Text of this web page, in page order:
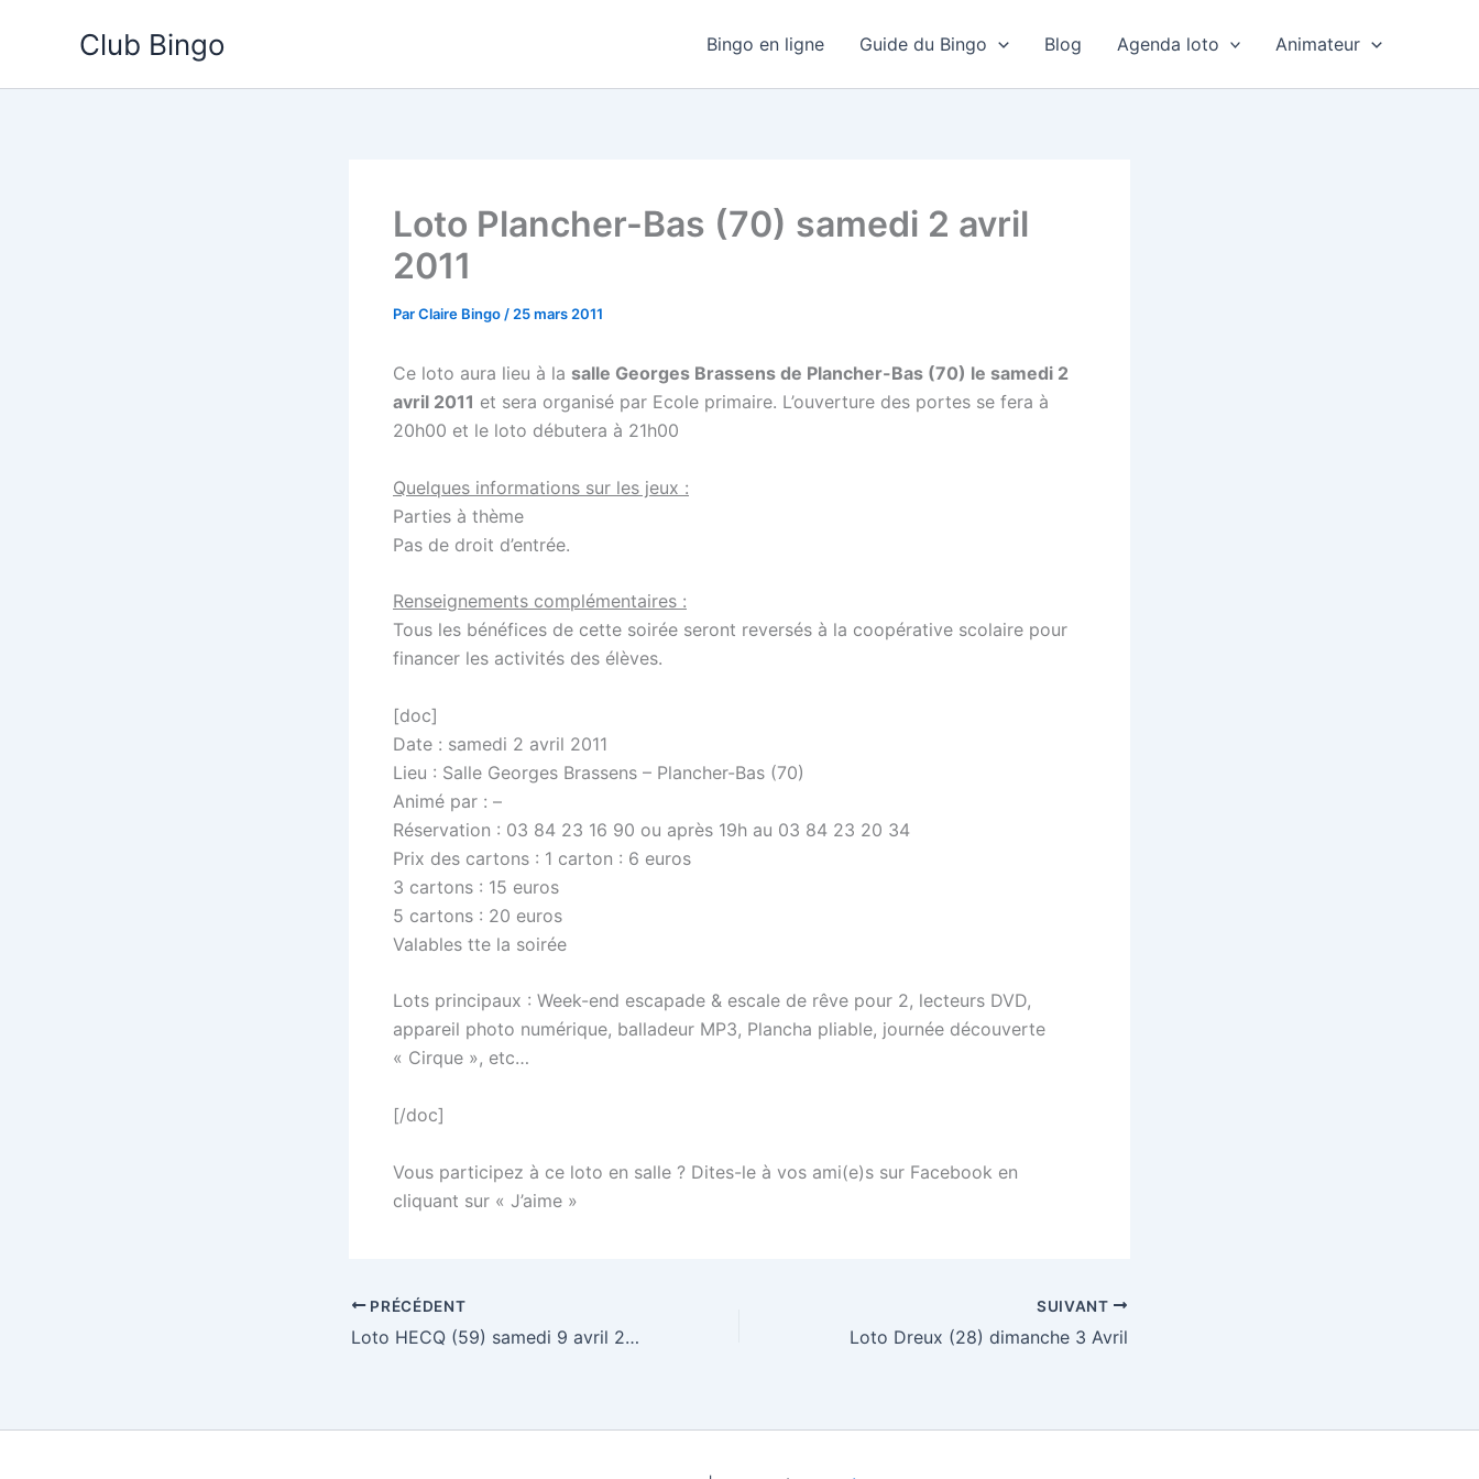
Club Bingo Bingo en ligne Guide du Bingo Blog Agenda loto Animateur
Loto Plancher-Bas (70) samedi 2 avril
2011
ParClaire Bingo / 25 mars 2011
Ce loto aura lieu à la salle Georges Brassens de Plancher-Bas (70) le samedi 2
avril 2011 et sera organisé par Ecole primaire. L’ouverture des portes se fera à
20h00 et le loto débutera à 21h00
Quelques informations sur les jeux :
Parties à thème
Pas de droit d’entrée.
Renseignements complémentaires :
Tous les bénéfices de cette soirée seront reversés à la coopérative scolaire pour
financer les activités des élèves.
[doc]
Date : samedi 2 avril 2011
Lieu : Salle Georges Brassens – Plancher-Bas (70)
Animé par : –
Réservation : 03 84 23 16 90 ou après 19h au 03 84 23 20 34
Prix des cartons : 1 carton : 6 euros
3 cartons : 15 euros
5 cartons : 20 euros
Valables tte la soirée
Lots principaux : Week-end escapade & escale de rêve pour 2, lecteurs DVD,
appareil photo numérique, balladeur MP3, Plancha pliable, journée découverte
« Cirque », etc…
[/doc]
Vous participez à ce loto en salle ? Dites-le à vos ami(e)s sur Facebook en
cliquant sur « J’aime »
PRÉCÉDENT
Loto HECQ (59) samedi 9 avril 2011
SUIVANT
Loto Dreux (28) dimanche 3 Avril